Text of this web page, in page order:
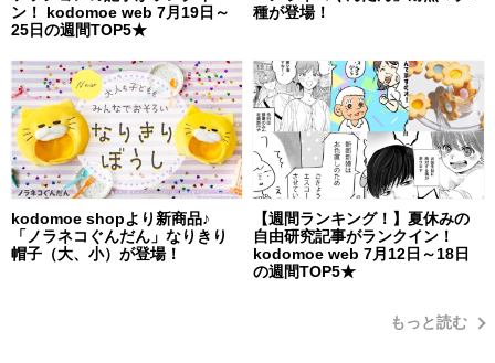
ン！ kodomoe web 7月19日～
25日の週間TOP5★
種が登場！
kodomoe shopより新商品♪
「ノラネコぐんだん」なりきり
帽子（大、小）が登場！
【週間ランキング！】夏休みの
自由研究記事がランクイン！
kodomoe web 7月12日～18日
の週間TOP5★
もっと読む